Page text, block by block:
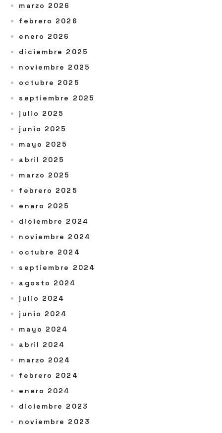
marzo 2026
febrero 2026
enero 2026
diciembre 2025
noviembre 2025
octubre 2025
septiembre 2025
julio 2025
junio 2025
mayo 2025
abril 2025
marzo 2025
febrero 2025
enero 2025
diciembre 2024
noviembre 2024
octubre 2024
septiembre 2024
agosto 2024
julio 2024
junio 2024
mayo 2024
abril 2024
marzo 2024
febrero 2024
enero 2024
diciembre 2023
noviembre 2023